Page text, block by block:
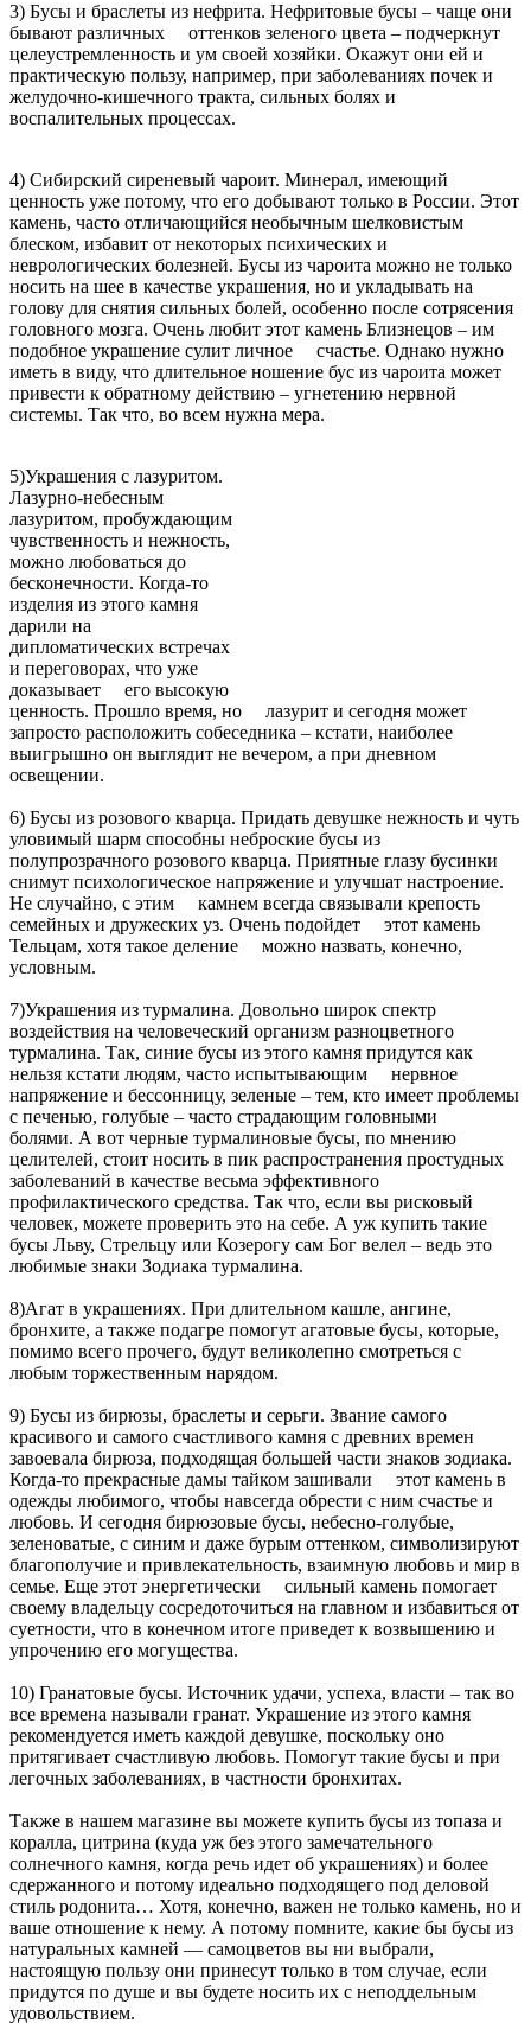
3) Бусы и браслеты из нефрита. Нефритовые бусы – чаще они
бывают различных оттенков зеленого цвета – подчеркнут
целеустремленность и ум своей хозяйки. Окажут они ей и
практическую пользу, например, при заболеваниях почек и
желудочно-кишечного тракта, сильных болях и
воспалительных процессах.
4) Сибирский сиреневый чароит. Минерал, имеющий
ценность уже потому, что его добывают только в России. Этот
камень, часто отличающийся необычным шелковистым
блеском, избавит от некоторых психических и
неврологических болезней. Бусы из чароита можно не только
носить на шее в качестве украшения, но и укладывать на
голову для снятия сильных болей, особенно после сотрясения
головного мозга. Очень любит этот камень Близнецов – им
подобное украшение сулит личное счастье. Однако нужно
иметь в виду, что длительное ношение бус из чароита может
привести к обратному действию – угнетению нервной
системы. Так что, во всем нужна мера.
5)Украшения с лазуритом.
Лазурно-небесным
лазуритом, пробуждающим
чувственность и нежность,
можно любоваться до
бесконечности. Когда-то
изделия из этого камня
дарили на
дипломатических встречах
и переговорах, что уже
доказывает его высокую
ценность. Прошло время, но лазурит и сегодня может
запросто расположить собеседника – кстати, наиболее
выигрышно он выглядит не вечером, а при дневном
освещении.
6) Бусы из розового кварца. Придать девушке нежность и чуть
уловимый шарм способны неброские бусы из
полупрозрачного розового кварца. Приятные глазу бусинки
снимут психологическое напряжение и улучшат настроение.
Не случайно, с этим камнем всегда связывали крепость
семейных и дружеских уз. Очень подойдет этот камень
Тельцам, хотя такое деление можно назвать, конечно,
условным.
7)Украшения из турмалина. Довольно широк спектр
воздействия на человеческий организм разноцветного
турмалина. Так, синие бусы из этого камня придутся как
нельзя кстати людям, часто испытывающим нервное
напряжение и бессонницу, зеленые – тем, кто имеет проблемы
с печенью, голубые – часто страдающим головными
болями. А вот черные турмалиновые бусы, по мнению
целителей, стоит носить в пик распространения простудных
заболеваний в качестве весьма эффективного
профилактического средства. Так что, если вы рисковый
человек, можете проверить это на себе. А уж купить такие
бусы Льву, Стрельцу или Козерогу сам Бог велел – ведь это
любимые знаки Зодиака турмалина.
8)Агат в украшениях. При длительном кашле, ангине,
бронхите, а также подагре помогут агатовые бусы, которые,
помимо всего прочего, будут великолепно смотреться с
любым торжественным нарядом.
9) Бусы из бирюзы, браслеты и серьги. Звание самого
красивого и самого счастливого камня с древних времен
завоевала бирюза, подходящая большей части знаков зодиака.
Когда-то прекрасные дамы тайком зашивали этот камень в
одежды любимого, чтобы навсегда обрести с ним счастье и
любовь. И сегодня бирюзовые бусы, небесно-голубые,
зеленоватые, с синим и даже бурым оттенком, символизируют
благополучие и привлекательность, взаимную любовь и мир в
семье. Еще этот энергетически сильный камень помогает
своему владельцу сосредоточиться на главном и избавиться от
суетности, что в конечном итоге приведет к возвышению и
упрочению его могущества.
10) Гранатовые бусы. Источник удачи, успеха, власти – так во
все времена называли гранат. Украшение из этого камня
рекомендуется иметь каждой девушке, поскольку оно
притягивает счастливую любовь. Помогут такие бусы и при
легочных заболеваниях, в частности бронхитах.
Также в нашем магазине вы можете купить бусы из топаза и
коралла, цитрина (куда уж без этого замечательного
солнечного камня, когда речь идет об украшениях) и более
сдержанного и потому идеально подходящего под деловой
стиль родонита… Хотя, конечно, важен не только камень, но и
ваше отношение к нему. А потому помните, какие бы бусы из
натуральных камней — самоцветов вы ни выбрали,
настоящую пользу они принесут только в том случае, если
придутся по душе и вы будете носить их с неподдельным
удовольствием.